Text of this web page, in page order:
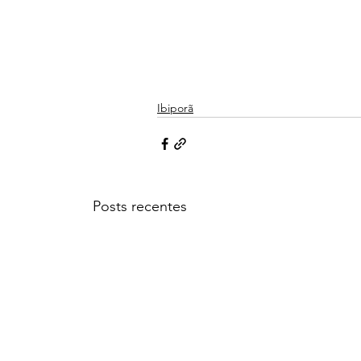
Ibiporã
Posts recentes